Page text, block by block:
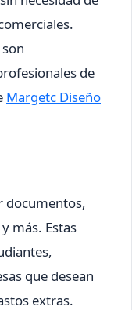
de
Margetc Diseño
documentos,
más. Estas
que desean
extras.